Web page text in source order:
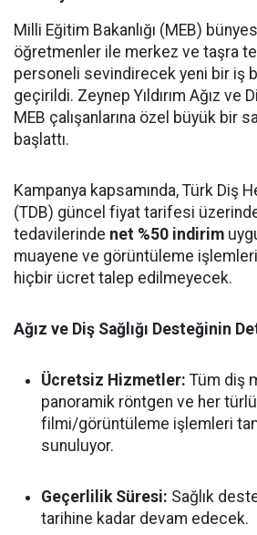
Milli Eğitim Bakanlığı (MEB)
öğretmenler ile merkez ve taşra
personeli sevindirecek yeni bir iş
geçirildi. Zeynep Yıldırım Ağız ve
MEB çalışanlarına özel büyük bir
başlattı.
Kampanya kapsamında, Türk Diş
(TDB) güncel fiyat tarifesi
tedavilerinde net %50 indirim
muayene ve görüntüleme
hiçbir ücret talep edilmeyecek.
Ağız ve Diş Sağlığı Desteğinin
Ücretsiz Hizmetler: Tüm diş
panoramik röntgen ve her
filmi/görüntüleme işlemleri
sunuluyor.
Geçerlilik Süresi: Sağlık
tarihine kadar devam edecek.